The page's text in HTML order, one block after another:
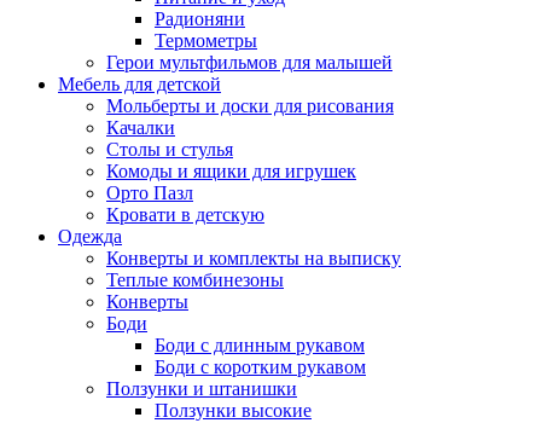
Радионяни
Термометры
Герои мультфильмов для малышей
Мебель для детской
Мольберты и доски для рисования
Качалки
Столы и стулья
Комоды и ящики для игрушек
Орто Пазл
Кровати в детскую
Одежда
Конверты и комплекты на выписку
Теплые комбинезоны
Конверты
Боди
Боди с длинным рукавом
Боди с коротким рукавом
Ползунки и штанишки
Ползунки высокие